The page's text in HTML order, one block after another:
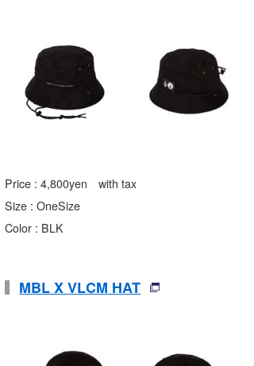
Price : 4,800yen with tax
Size : OneSize
Color : BLK
MBL X VLCM HAT